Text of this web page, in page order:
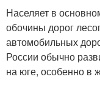
Населяет в
обочины дорог
автомобильных
России обычно
на юге, особенно в